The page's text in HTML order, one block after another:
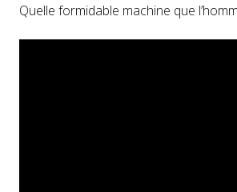
Quelle formidable machine que